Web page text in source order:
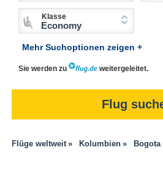
Klasse
Economy
Mehr Suchoptionen zeigen +
Sie werden zu weitergeleitet.
Flug
Flüge weltweit Kolumbien Bogota